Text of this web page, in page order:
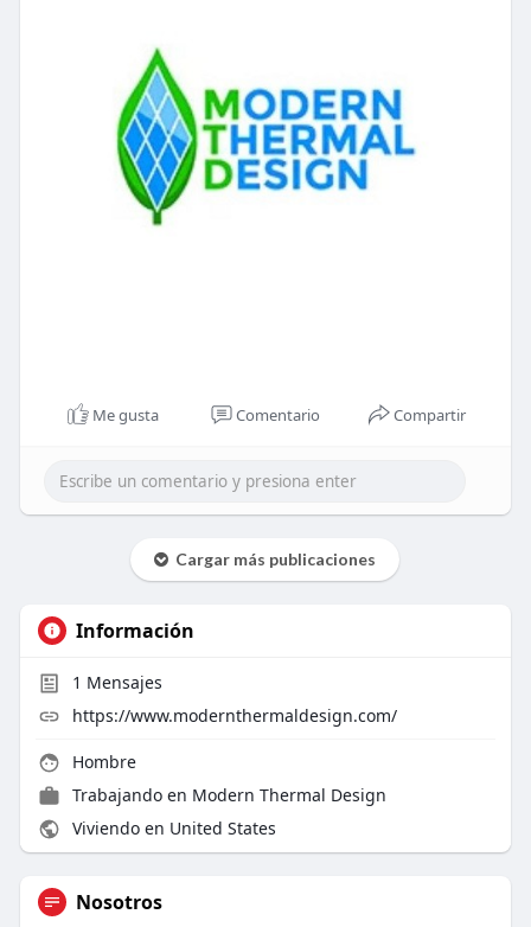
Me gusta Comentario Compartir
Cargar más publicaciones
Información
1 Mensajes
https://www.modernthermaldesign.com/
Hombre
Trabajando en Modern Thermal Design
Viviendo en United States
Nosotros